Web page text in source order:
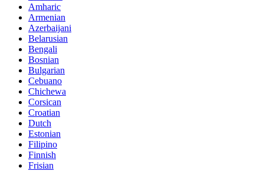
Amharic
Armenian
Azerbaijani
Belarusian
Bengali
Bosnian
Bulgarian
Cebuano
Chichewa
Corsican
Croatian
Dutch
Estonian
Filipino
Finnish
Frisian